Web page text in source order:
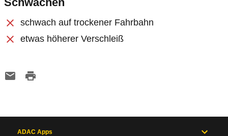
schwach auf trockener Fahrbahn
etwas höherer Verschleiß
ADAC Apps